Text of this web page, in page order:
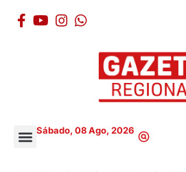
Sábado, 08 Ago, 2026